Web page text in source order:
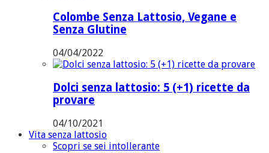
Colombe Senza Lattosio, Vegane e
Senza Glutine
04/04/2022
Dolci senza lattosio: 5 (+1) ricette da
provare
04/10/2021
Vita senza lattosio
Scopri se sei intollerante